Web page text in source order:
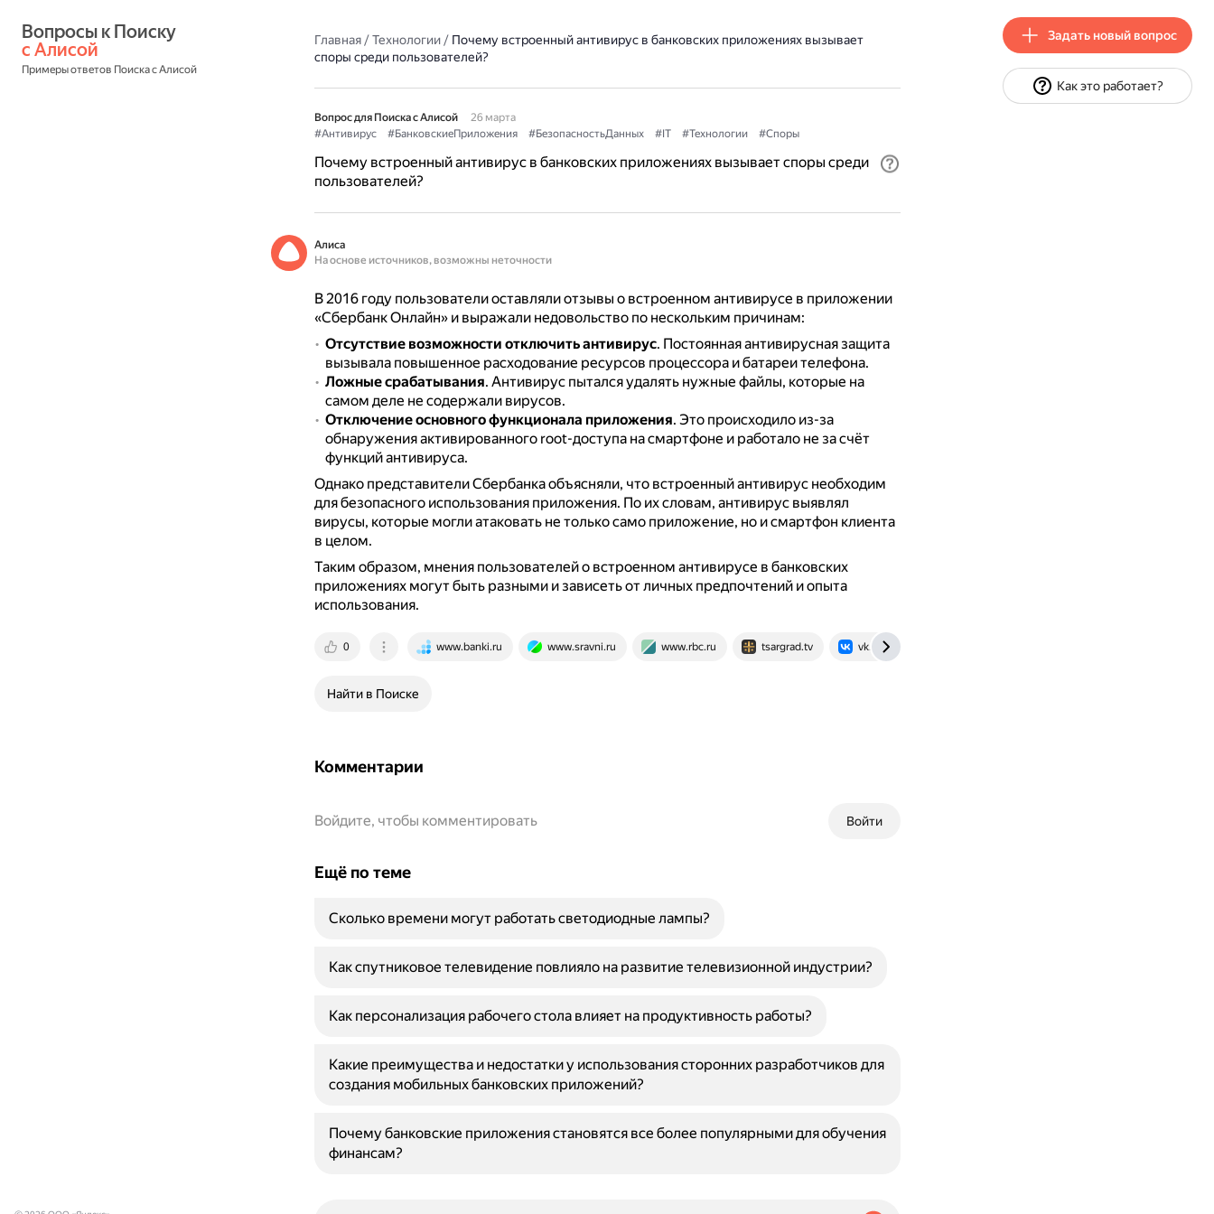
с Алисой
Примеры ответов Поиска с Алисой
Главная/Технологии/ Почему встроенный антивирус в банковских приложениях вызывает
споры среди пользователей?
Вопрос для Поиска с Алисой
26 марта
#Антивирус
#БанковскиеПриложения #БезопасностьДанных #IT #Технологии #Споры
Почему встроенный антивирус в банковских приложениях вызывает споры среди
пользователей?
Алиса
На основе источников, возможны неточности
В 2016 году пользователи оставляли отзывы о встроенном антивирусе в приложении
«Сбербанк Онлайн» и выражали недовольство по нескольким причинам:
Отсутствие возможности отключить антивирус. Постоянная антивирусная защита
вызывала повышенное расходование ресурсов процессора и батареи телефона.
Ложные срабатывания. Антивирус пытался удалять нужные файлы, которые на
самом деле не содержали вирусов.
Отключение основного функционала приложения. Это происходило из-за
обнаружения активированного root-доступа на смартфоне и работало не за счёт
функций антивируса.
Однако представители Сбербанка объясняли, что встроенный антивирус необходим
для безопасного использования приложения. По их словам, антивирус выявлял
вирусы, которые могли атаковать не только само приложение, но и смартфон клиента
в целом.
Таким образом, мнения пользователей о встроенном антивирусе в банковских
приложениях могут быть разными и зависеть от личных предпочтений и опыта
использования.
0 www.banki.ru www.sravni.ru www.rbc.ru tsargrad.tv vk.com
Найти в Поиске
Комментарии
Войти
Войдите, чтобы комментировать
Ещё по теме
Сколько времени могут работать светодиодные лампы?
Как спутниковое телевидение повлияло на развитие телевизионной индустрии?
Как персонализация рабочего стола влияет на продуктивность работы?
Какие преимущества и недостатки у использования сторонних разработчиков для
создания мобильных банковских приложений?
Почему банковские приложения становятся все более популярными для обучения
финансам?
Задать новый вопрос
Как это работает?